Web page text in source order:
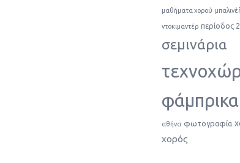
μαθήματα χορού
ντοκιμαντέρ περίοδος
σεμινάρια
φάμπρικα
αθήνα φωτογραφία
χορός